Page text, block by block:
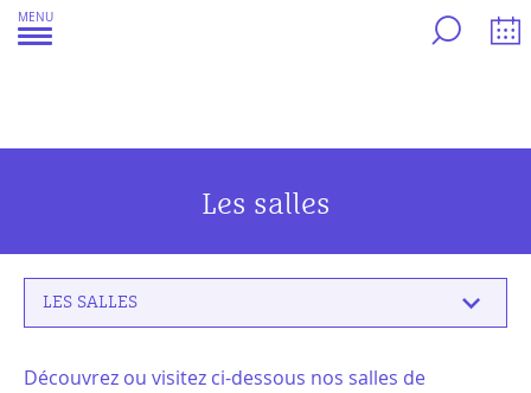
MENU
Aller
au
Les salles
LES SALLES
Découvrez ou visitez ci-dessous nos salles de